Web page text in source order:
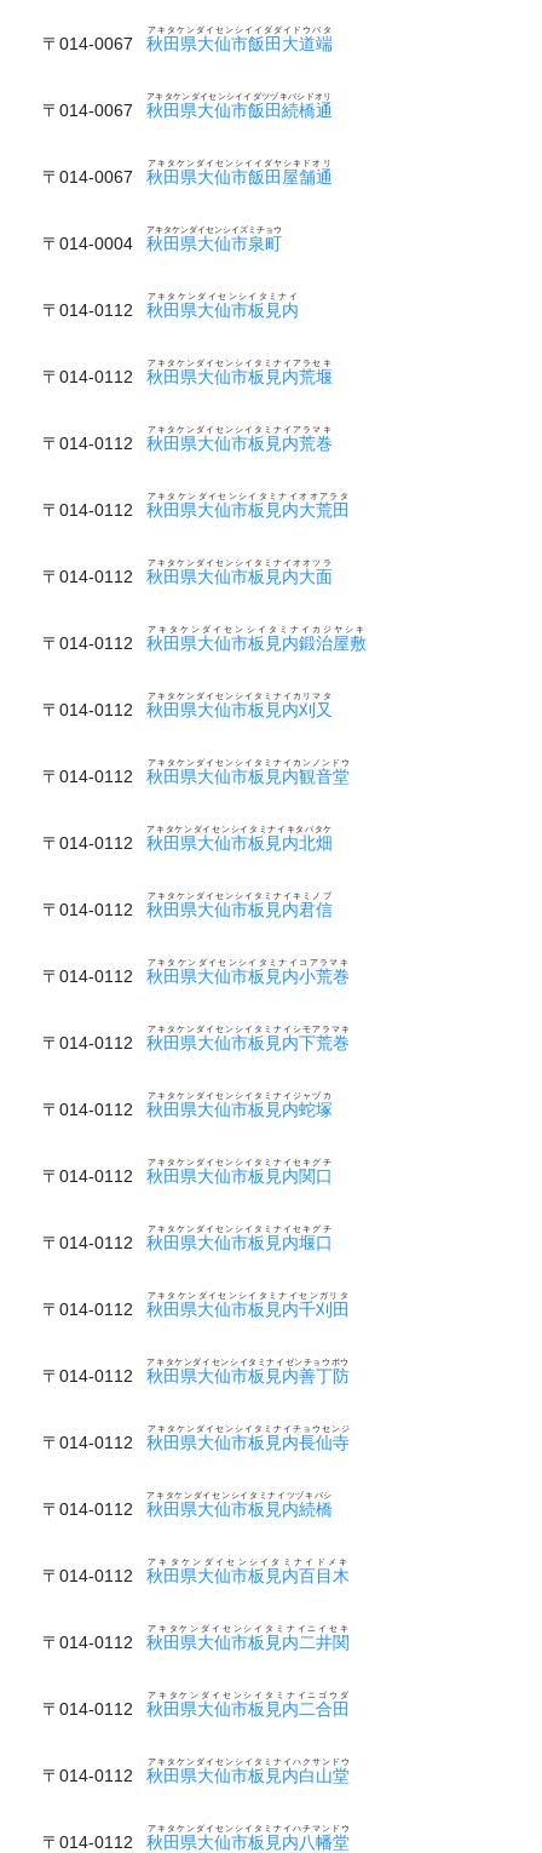
〒014-0067 秋田県大仙市飯田大道端
アキタケンダイセンシイイダダイドウバタ
〒014-0067 秋田県大仙市飯田続橋通
アキタケンダイセンシイイダツヅキバシドオリ
〒014-0067 秋田県大仙市飯田屋舗通
アキタケンダイセンシイイダヤシキドオリ
〒014-0004 秋田県大仙市泉町
アキタケンダイセンシイズミチョウ
〒014-0112 秋田県大仙市板見内
アキタケンダイセンシイタミナイ
〒014-0112 秋田県大仙市板見内荒堰
アキタケンダイセンシイタミナイアラセキ
〒014-0112 秋田県大仙市板見内荒巻
アキタケンダイセンシイタミナイアラマキ
〒014-0112 秋田県大仙市板見内大荒田
アキタケンダイセンシイタミナイオオアラタ
〒014-0112 秋田県大仙市板見内大面
アキタケンダイセンシイタミナイオオツラ
〒014-0112 秋田県大仙市板見内鍛治屋敷
アキタケンダイセンシイタミナイカジヤシキ
〒014-0112 秋田県大仙市板見内刈又
アキタケンダイセンシイタミナイカリマタ
〒014-0112 秋田県大仙市板見内観音堂
アキタケンダイセンシイタミナイカンノンドウ
〒014-0112 秋田県大仙市板見内北畑
アキタケンダイセンシイタミナイキタバタケ
〒014-0112 秋田県大仙市板見内君信
アキタケンダイセンシイタミナイキミノブ
〒014-0112 秋田県大仙市板見内小荒巻
アキタケンダイセンシイタミナイコアラマキ
〒014-0112 秋田県大仙市板見内下荒巻
アキタケンダイセンシイタミナイシモアラマキ
〒014-0112 秋田県大仙市板見内蛇塚
アキタケンダイセンシイタミナイジャヅカ
〒014-0112 秋田県大仙市板見内関口
アキタケンダイセンシイタミナイセキグチ
〒014-0112 秋田県大仙市板見内堰口
アキタケンダイセンシイタミナイセキグチ
〒014-0112 秋田県大仙市板見内千刈田
アキタケンダイセンシイタミナイセンガリタ
〒014-0112 秋田県大仙市板見内善丁防
アキタケンダイセンシイタミナイゼンチョウボウ
〒014-0112 秋田県大仙市板見内長仙寺
アキタケンダイセンシイタミナイチョウセンジ
〒014-0112 秋田県大仙市板見内続橋
アキタケンダイセンシイタミナイツヅキバシ
〒014-0112 秋田県大仙市板見内百目木
アキタケンダイセンシイタミナイドメキ
〒014-0112 秋田県大仙市板見内二井関
アキタケンダイセンシイタミナイニイセキ
〒014-0112 秋田県大仙市板見内二合田
アキタケンダイセンシイタミナイニゴウダ
〒014-0112 秋田県大仙市板見内白山堂
アキタケンダイセンシイタミナイハクサンドウ
〒014-0112 秋田県大仙市板見内八幡堂
アキタケンダイセンシイタミナイハチマンドウ